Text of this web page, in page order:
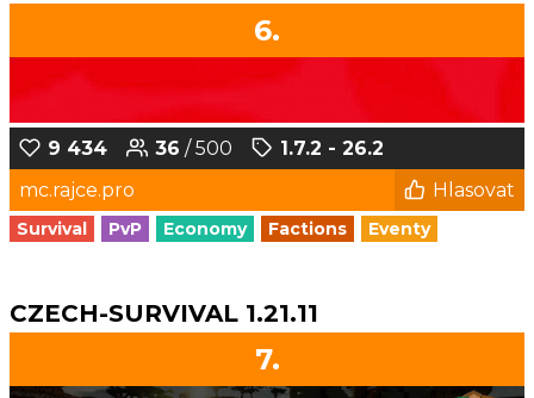
6.
9 434 36 / 500
1.7.2 - 26.2
mc.rajce.pro
Hlasovat
Survival PvP Economy Factions Eventy
CZECH-SURVIVAL 1.21.11
7.